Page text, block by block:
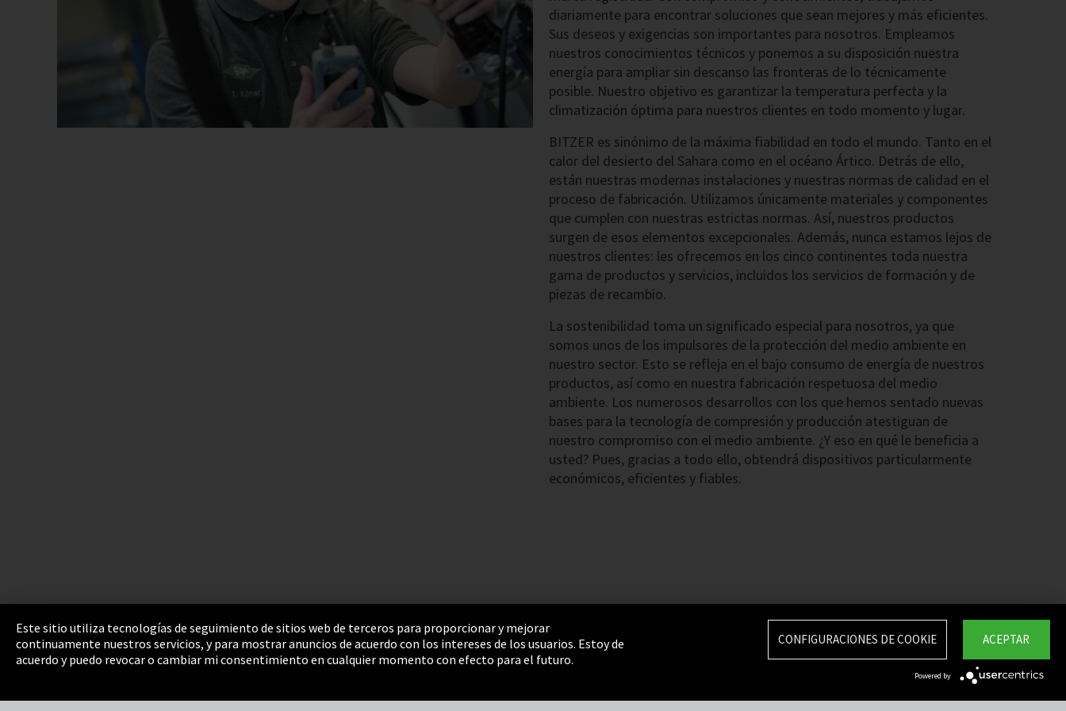
diariamente para encontrar soluciones que sean mejores y más eficientes.
Sus deseos y exigencias son importantes para nosotros. Empleamos
nuestros conocimientos técnicos y ponemos a su disposición nuestra
energía para ampliar sin descanso las fronteras de lo técnicamente
posible. Nuestro objetivo es garantizar la temperatura perfecta y la
climatización óptima para nuestros clientes en todo momento y lugar.
BITZER es sinónimo de la máxima fiabilidad en todo el mundo. Tanto en el
calor del desierto del Sahara como en el océano Ártico. Detrás de ello,
están nuestras modernas instalaciones y nuestras normas de calidad en el
proceso de fabricación. Utilizamos únicamente materiales y componentes
que cumplen con nuestras estrictas normas. Así, nuestros productos
surgen de esos elementos excepcionales. Además, nunca estamos lejos de
nuestros clientes: les ofrecemos en los cinco continentes toda nuestra
gama de productos y servicios, incluidos los servicios de formación y de
piezas de recambio.
La sostenibilidad toma un significado especial para nosotros, ya que
somos unos de los impulsores de la protección del medio ambiente en
nuestro sector. Esto se refleja en el bajo consumo de energía de nuestros
productos, así como en nuestra fabricación respetuosa del medio
ambiente. Los numerosos desarrollos con los que hemos sentado nuevas
bases para la tecnología de compresión y producción atestiguan de
nuestro compromiso con el medio ambiente. ¿Y eso en qué le beneficia a
usted? Pues, gracias a todo ello, obtendrá dispositivos particularmente
económicos, eficientes y fiables.
Pie de imprenta Política de privacidad Cookie Settings Términos y Condiciones
Este sitio utiliza tecnologías de seguimiento de sitios web de terceros para proporcionar y mejorar
continuamente nuestros servicios, y para mostrar anuncios de acuerdo con los intereses de los usuarios. Estoy de
acuerdo y puedo revocar o cambiar mi consentimiento en cualquier momento con efecto para el futuro.
ACEPTAR
CONFIGURACIONES DE COOKIE
Powered by